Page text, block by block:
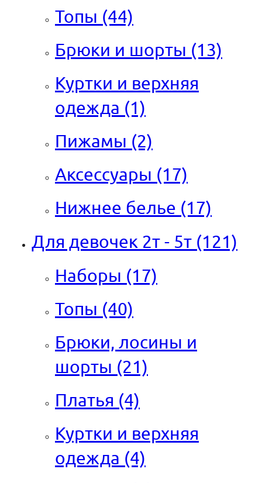
Топы (44)
Брюки и шорты (13)
Куртки и верхняя
одежда (1)
Пижамы (2)
Аксессуары (17)
Нижнее белье (17)
Для девочек 2т - 5т (121)
Наборы (17)
Топы (40)
Брюки, лосины и
шорты (21)
Платья (4)
Куртки и верхняя
одежда (4)